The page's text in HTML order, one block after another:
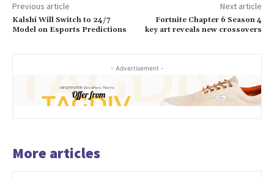
Previous article
Kalshi Will Switch to 24/7
Model on Esports Predictions
Next article
Fortnite Chapter 6 Season 4
key art reveals new crossovers
- Advertisement -
More articles